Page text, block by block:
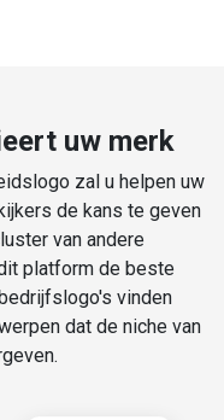
uw merk
zal u helpen uw
de kans te geven
van andere
platform de beste
vinden
dat de niche van